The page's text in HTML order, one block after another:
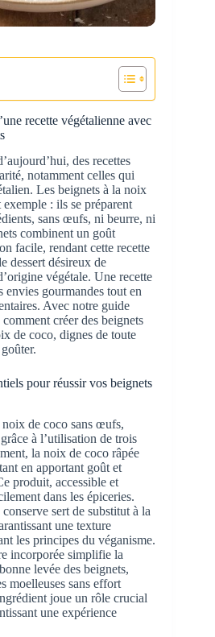
recette végétalienne avec
des recettes
notamment celles qui
Les beignets à la noix
: ils se préparent
sans œufs, ni beurre, ni
combinent un goût
facile, rendant cette recette
dessert désireux de
végétale. Une recette
envies gourmandes tout en
Avec notre guide
créer des beignets
de coco, dignes de toute
pour réussir vos beignets
noix de coco sans œufs,
à l’utilisation de trois
la noix de coco râpée
en apportant goût et
produit, accessible et
dans les épiceries.
sert de substitut à la
une texture
les principes du véganisme.
incorporée simplifie la
levée des beignets,
moelleuses sans effort
joue un rôle crucial
une expérience